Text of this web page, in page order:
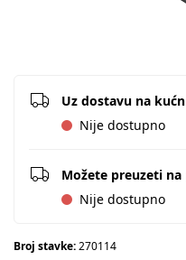
Uz dostavu na
Nije dostupno
Možete preuzeti
Nije dostupno
Broj stavke:270114